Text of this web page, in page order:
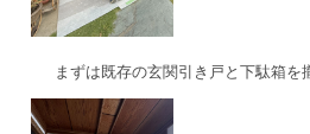
まずは既存の玄関引き戸と下駄箱を